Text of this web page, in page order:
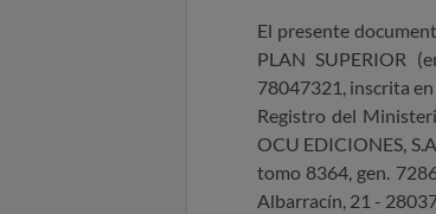
El presente
PLAN SUPERIOR
78047321, inscrita
Registro del
OCU EDICIONES,
tomo 8364, gen.
Albarracín, 21 -